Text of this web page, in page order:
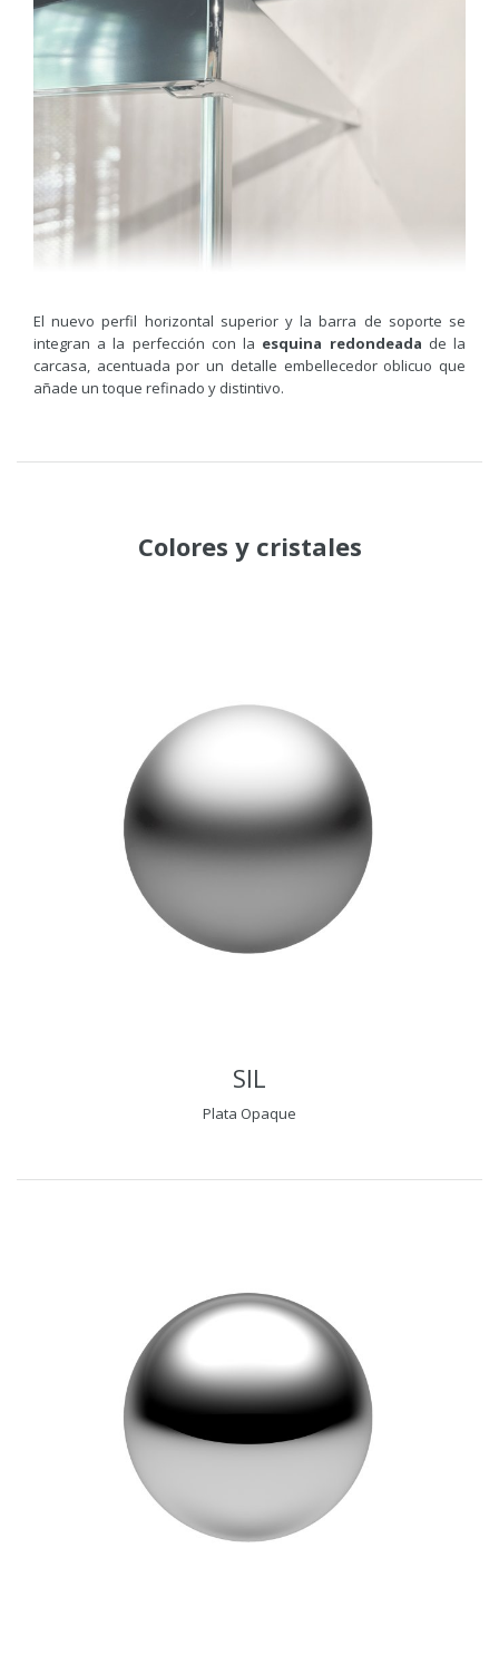
El nuevo perfil horizontal superior y la barra de soporte se
integran a la perfección con la esquina redondeada de la
carcasa, acentuada por un detalle embellecedor oblicuo que
añade un toque refinado y distintivo.
Colores y cristales
SIL
Plata Opaque